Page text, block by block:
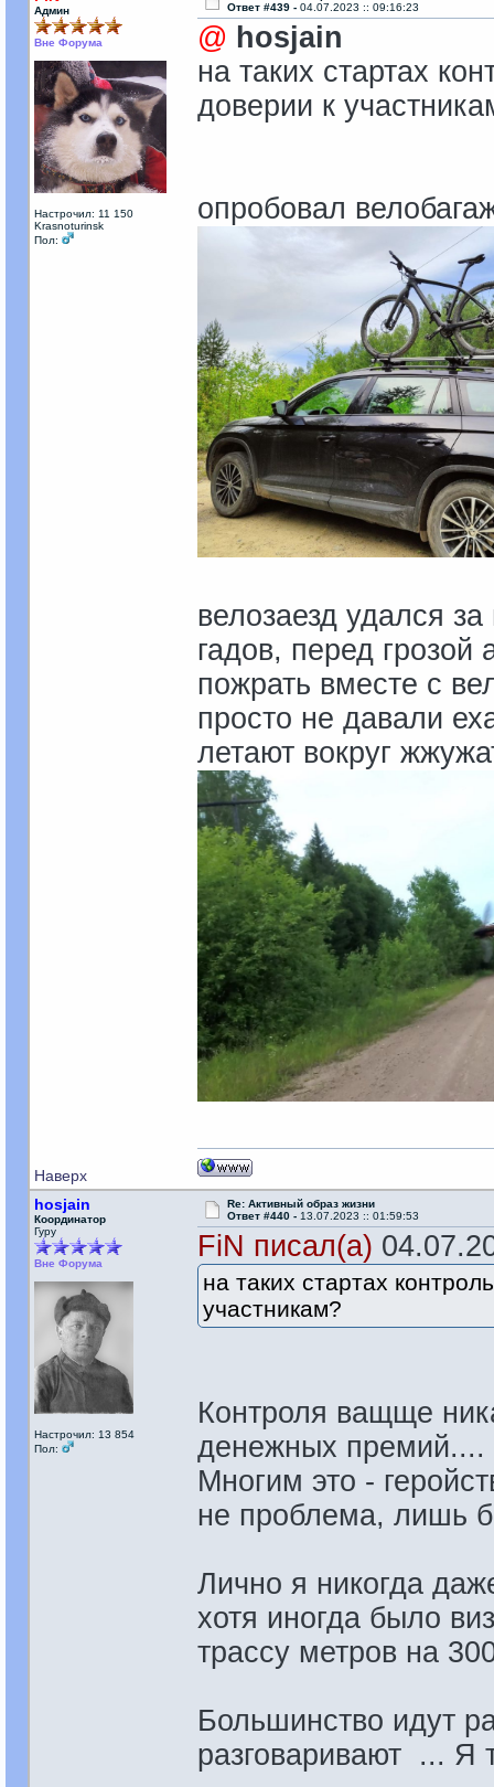
Админ
Вне Форума
Настрочил: 11 150
Krasnoturinsk
Пол:
Ответ #439 - 04.07.2023 :: 09:16:23
@ hosjain
на таких стартах
доверии к
опробовал
велозаезд удался
гадов, перед грозой
пожрать вместе с
просто не давали
летают вокруг
Наверх
hosjain
Координатор
Гуру
Вне Форума
Настрочил: 13 854
Пол:
Re: Активный образ жизни
Ответ #440 - 13.07.2023 :: 01:59:53
FiN писал(а)
на таких стартах
участникам?
Контроля ващще
денежных премий....
Многим это -
не проблема, лишь
Лично я никогда
хотя иногда было
трассу метров на
Большинство идут
разговаривают ... Я